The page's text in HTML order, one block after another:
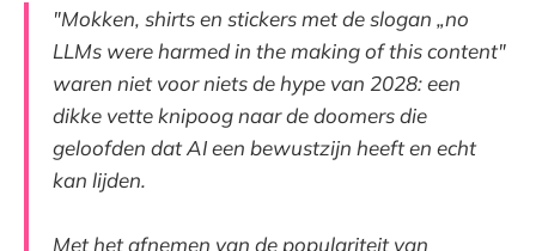
"Mokken, shirts en stickers met de slogan „no
LLMs were harmed in the making of this content"
waren niet voor niets de hype van 2028: een
dikke vette knipoog naar de doomers die
geloofden dat AI een bewustzijn heeft en echt
kan lijden.
Met het afnemen van de populariteit van